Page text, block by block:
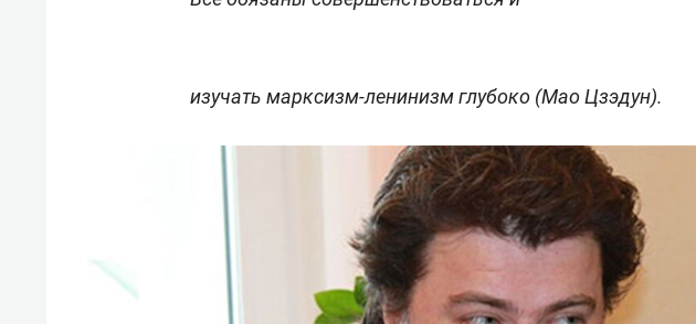
изучать марксизм-ленинизм глубоко (Мао Цзэдун).